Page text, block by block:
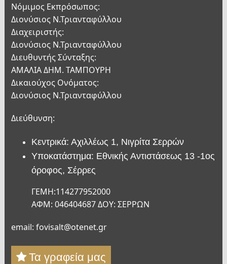
Νόμιμος Εκπρόσωπος:
Διονύσιος Ν.Τριανταφύλλου
Διαχειριστής:
Διονύσιος Ν.Τριανταφύλλου
Διευθυντής Σύνταξης:
ΑΜΑΛΙΑ ΔΗΜ. ΤΑΜΠΟΥΡΗ
Δικαιούχος Ονόματος:
Διονύσιος Ν.Τριανταφύλλου
Διεύθυνση:
Κεντρικά: Αχιλλέως 1, Νιγρίτα Σερρών
Υποκατάστημα: Εθνικής Αντιστάσεως 13 -1ος
όροφος, Σέρρες
ΓΕΜΗ:114277952000
ΑΦΜ: 046404687 ΔΟΥ: ΣΕΡΡΩΝ
email: fovisalt@otenet.gr
Τα γραφεία μας